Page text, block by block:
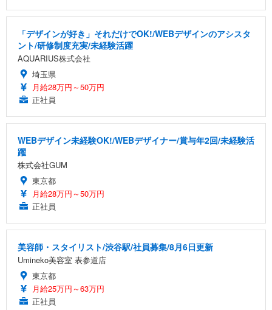
「デザインが好き」それだけでOK!/WEBデザインのアシスタ
ント/研修制度充実/未経験活躍
AQUARIUS株式会社
埼玉県
月給28万円～50万円
正社員
WEBデザイン未経験OK!/WEBデザイナー/賞与年2回/未経験活
躍
株式会社GUM
東京都
月給28万円～50万円
正社員
美容師・スタイリスト/渋谷駅/社員募集/8月6日更新
Umineko美容室 表参道店
東京都
月給25万円～63万円
正社員